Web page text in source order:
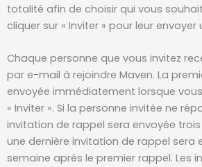
totalité afin de choisir qui vous
cliquer sur « Inviter » pour leur envoyer
Chaque personne que vous invitez
par e-mail à rejoindre Maven. La
envoyée immédiatement lorsque
« Inviter ». Si la personne invitée ne
invitation de rappel sera envoyée
une dernière invitation de rappel sera
semaine après le premier rappel. Les